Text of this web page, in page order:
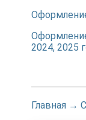
2024, 2025
Главная →